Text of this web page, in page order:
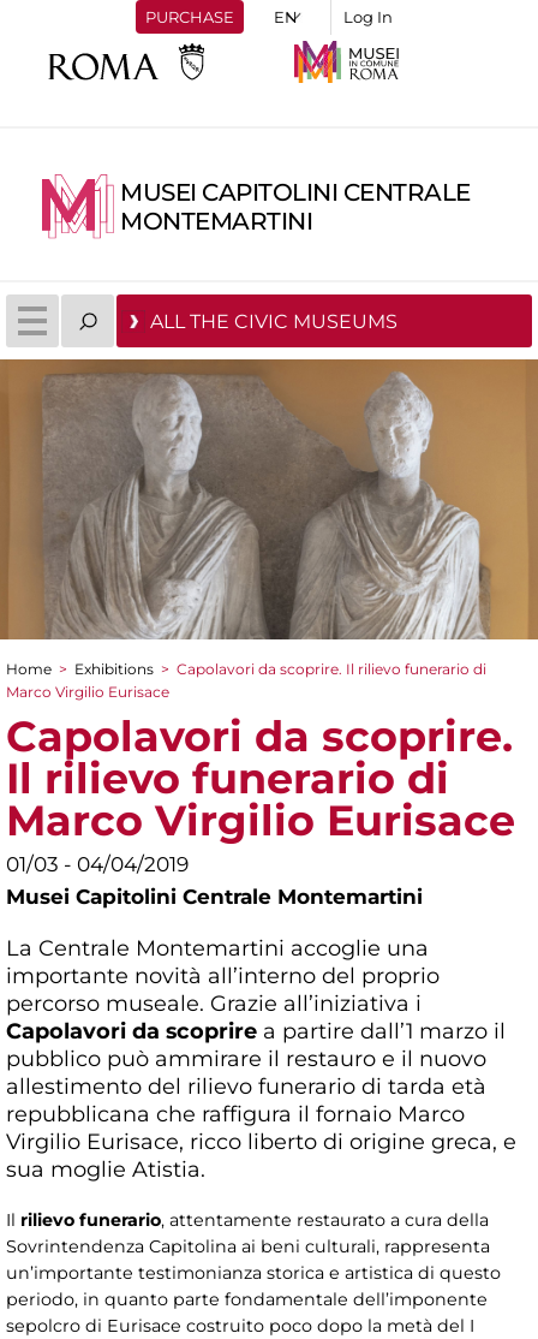
PURCHASE Log In
MUSEI CAPITOLINI CENTRALE
MONTEMARTINI
ALL THE CIVIC MUSEUMS
You are here
Home > Exhibitions > Capolavori da scoprire. Il rilievo funerario di
Marco Virgilio Eurisace
Capolavori da scoprire.
Il rilievo funerario di
Marco Virgilio Eurisace
01/03 - 04/04/2019
Musei Capitolini Centrale Montemartini
La Centrale Montemartini accoglie una
importante novità all’interno del proprio
percorso museale. Grazie all’iniziativa i
Capolavori da scoprire a partire dall’1 marzo il
pubblico può ammirare il restauro e il nuovo
allestimento del rilievo funerario di tarda età
repubblicana che raffigura il fornaio Marco
Virgilio Eurisace, ricco liberto di origine greca, e
sua moglie Atistia.
Il rilievo funerario, attentamente restaurato a cura della
Sovrintendenza Capitolina ai beni culturali, rappresenta
un’importante testimonianza storica e artistica di questo
periodo, in quanto parte fondamentale dell’imponente
sepolcro di Eurisace costruito poco dopo la metà del I